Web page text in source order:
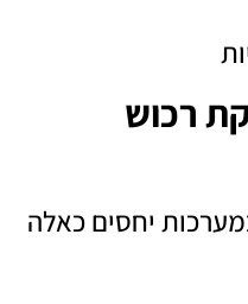
רכוש
יחסים כאלה